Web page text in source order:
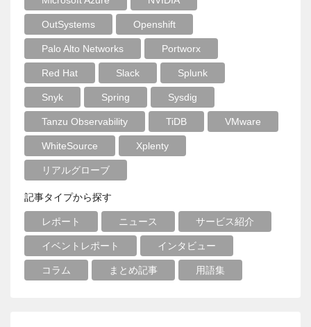
OutSystems Openshift
Palo Alto Networks Portworx
Red Hat Slack Splunk
Snyk Spring Sysdig
Tanzu Observability TiDB VMware
WhiteSource Xplenty
リアルグローブ
記事タイプから探す
レポート ニュース サービス紹介
イベントレポート インタビュー
コラム まとめ記事 用語集